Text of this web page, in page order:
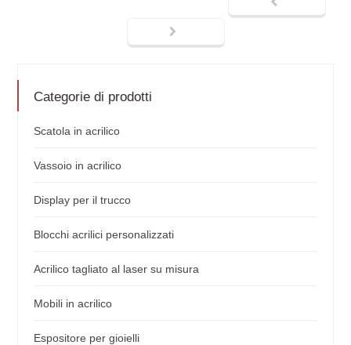
Categorie di prodotti
Scatola in acrilico
Vassoio in acrilico
Display per il trucco
Blocchi acrilici personalizzati
Acrilico tagliato al laser su misura
Mobili in acrilico
Espositore per gioielli